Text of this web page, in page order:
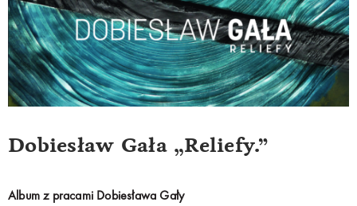
Dobiesław Gała „Reliefy.”
Album z pracami Dobiesława Gały